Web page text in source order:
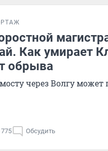
Как умирает
обрыва
через Волгу может
775 Обсудить